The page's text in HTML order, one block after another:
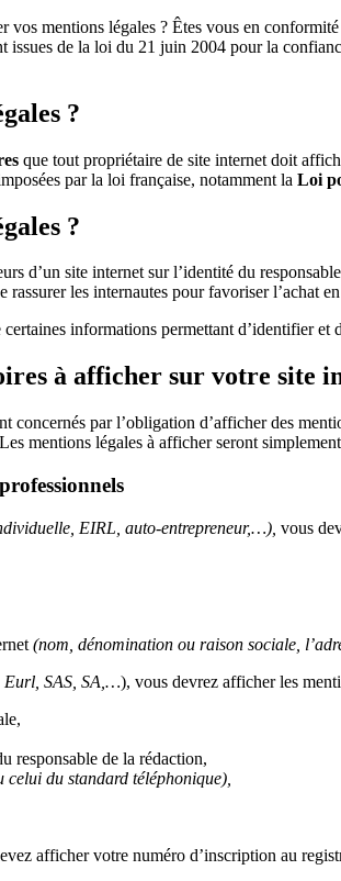
vos mentions légales ? Êtes vous en
issues de la loi du 21 juin 2004 pour la
?
que tout propriétaire de site internet doit
par la loi française, notamment la Loi
?
d’un site internet sur l’identité du
les internautes pour favoriser l’achat
informations permettant d’identifier et
à afficher sur votre site
concernés par l’obligation d’afficher des
mentions légales à afficher seront
EIRL, auto-entrepreneur,…), vous
(nom, dénomination ou raison sociale,
Eurl, SAS, SA,…), vous devrez afficher les
responsable de la rédaction,
celui du standard téléphonique),
afficher votre numéro d’inscription au